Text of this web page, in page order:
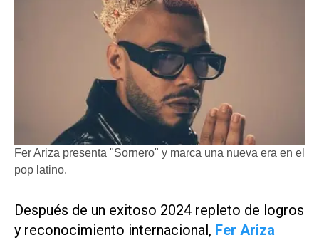
Fer Ariza presenta "Sornero" y marca una nueva era en el
pop latino.
Después de un exitoso 2024 repleto de logros
y reconocimiento internacional, Fer Ariza